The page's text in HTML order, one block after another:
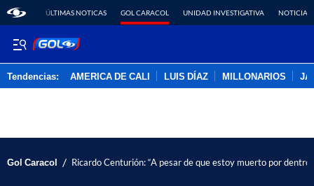
ÚLTIMAS NOTICAS GOL CARACOL UNIDAD INVESTIGATIVA NOTICIAS
Tendencias: AMERICA DE CALI LUIS DÍAZ MILLONARIOS
Gol Caracol / Ricardo Centurión: “A pesar de que estoy muerto por